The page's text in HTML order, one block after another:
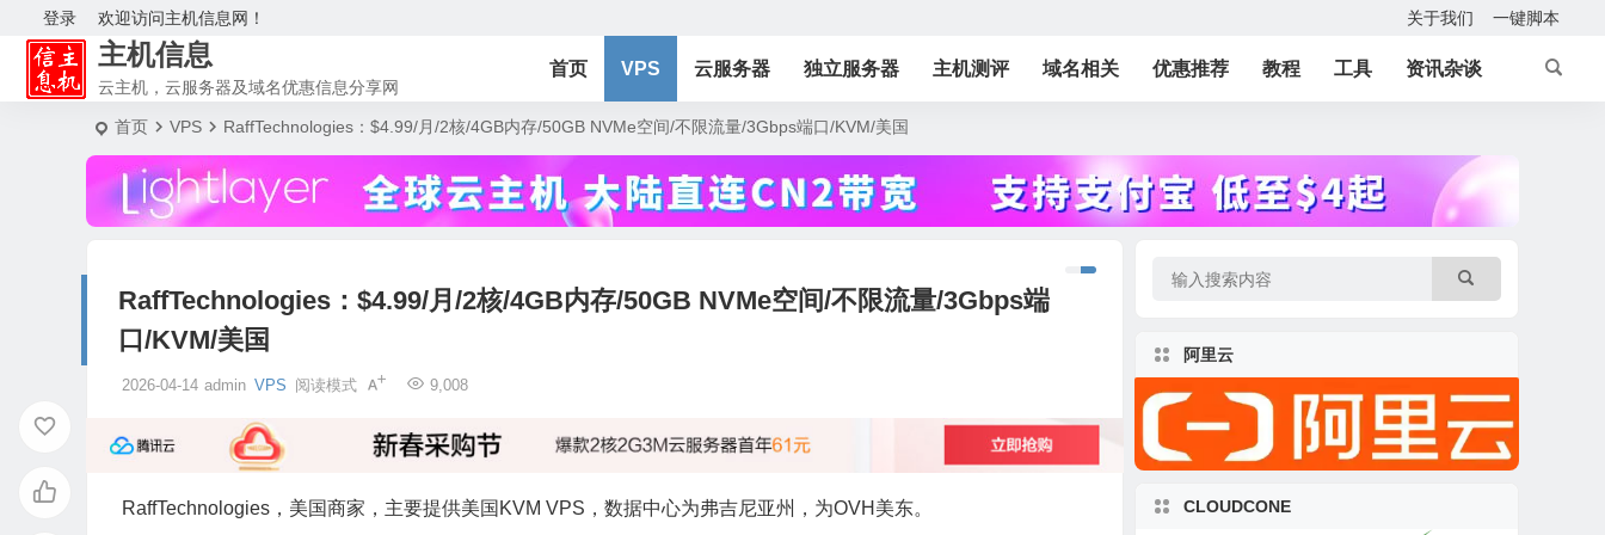
欢迎访问主机信息网！
登录 关于我们 一键脚本
主机信息
云主机，云服务器及域名优惠信息分享网
首页 VPS 云服务器 独立服务器 主机测评 域名相关 优惠推荐 教程 工具 资讯杂谈
首页 VPS RaffTechnologies：$4.99/月/2核/4GB内存/50GB NVMe空间/不限流量/3Gbps端口/KVM/美国
RaffTechnologies：$4.99/月/2核/4GB内存/50GB NVMe空间/不限流量/3Gbps端
口/KVM/美国
2026-04-14 admin VPS 9,008
阅读模式
RaffTechnologies，美国商家，主要提供美国KVM VPS，数据中心为弗吉尼亚州，为OVH美东。
阿里云
CLOUDCONE